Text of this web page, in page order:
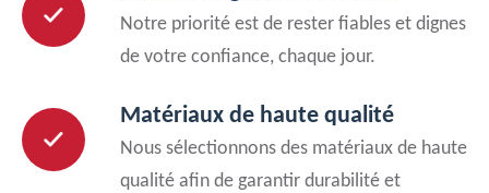
Notre priorité est de rester fiables et dignes
de votre confiance, chaque jour.
Matériaux de haute qualité
Nous sélectionnons des matériaux de haute
qualité afin de garantir durabilité et